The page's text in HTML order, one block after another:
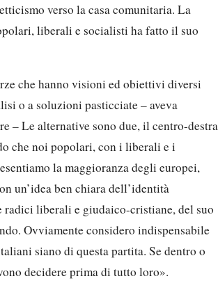
verso la casa comunitaria. La
liberali e socialisti ha fatto il suo
che hanno visioni ed obiettivi diversi
o a soluzioni pasticciate – aveva
– Le alternative sono due, il centro-destra
che noi popolari, con i liberali e i
la maggioranza degli europei,
un’idea ben chiara dell’identità
radici liberali e giudaico-cristiane, del suo
Ovviamente considero indispensabile
siano di questa partita. Se dentro o
decidere prima di tutto loro».